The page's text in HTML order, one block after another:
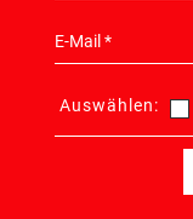
Auswählen: